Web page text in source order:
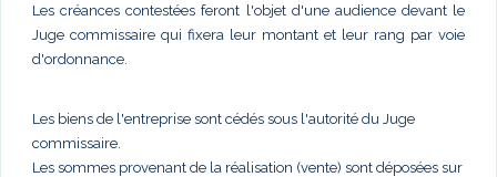
Les créances contestées feront l'objet d'une audience devant le
Juge commissaire qui fixera leur montant et leur rang par voie
d'ordonnance.
Les biens de l'entreprise sont cédés sous l'autorité du Juge
commissaire.
Les sommes provenant de la réalisation (vente) sont déposées sur